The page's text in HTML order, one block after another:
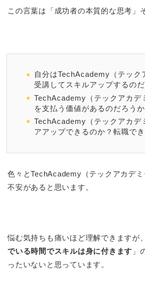
この言葉は「成功者の本質的な思考」
自分はTechAcademy（テック
受講してスキルアップするの
TechAcademy（テックアカデ
を支払う価値があるのだろうか
TechAcademy（テックアカデ
アアップできるのか？転職で
色々とTechAcademy（テックアカデ
不安があると思います。
悩む気持ちも痛いほど理解できますが
でいる時間でスキルは身に付きます 」
ったいないと思っています。